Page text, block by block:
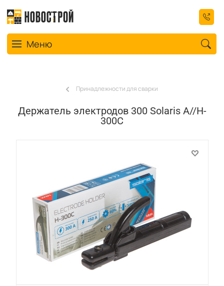
Toggle navigation
Меню
Принадлежности для сварки
Держатель электродов 300 Solaris А//H-
300С